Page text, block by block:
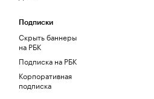
Подписки
Скрыть баннеры
на РБК
Подписка на РБК
Корпоративная
подписка